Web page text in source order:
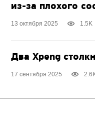
из-за плохого
13 октября 2025 1.5K
Два Xpeng
17 сентября 2025